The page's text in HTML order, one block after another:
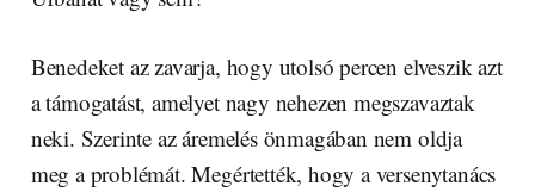
Benedeket az zavarja, hogy utolsó percen elveszik azt
a támogatást, amelyet nagy nehezen megszavaztak
neki. Szerinte az áremelés önmagában nem oldja
meg a problémát. Megértették, hogy a versenytanács